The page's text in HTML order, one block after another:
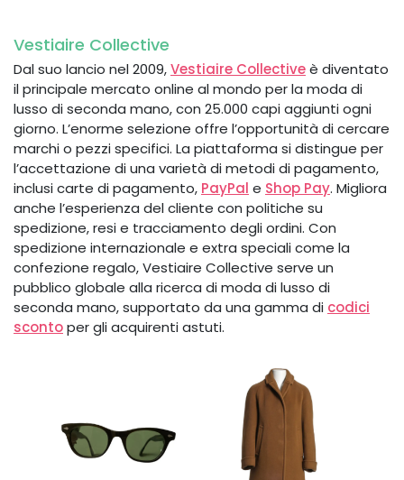
Vestiaire Collective
Dal suo lancio nel 2009,Vestiaire Collectiveè diventato
il principale mercato online al mondo per la moda di
lusso di seconda mano, con 25.000 capi aggiunti ogni
giorno. L’enorme selezione offre l’opportunità di cercare
marchi o pezzi specifici. La piattaforma si distingue per
l’accettazione di una varietà di metodi di pagamento,
inclusi carte di pagamento, PayPal e Shop Pay. Migliora
anche l’esperienza del cliente con politiche su
spedizione, resi e tracciamento degli ordini. Con
spedizione internazionale e extra speciali come la
confezione regalo, Vestiaire Collective serve un
pubblico globale alla ricerca di moda di lusso di
seconda mano, supportato da una gamma di codici
scontoper gli acquirenti astuti.